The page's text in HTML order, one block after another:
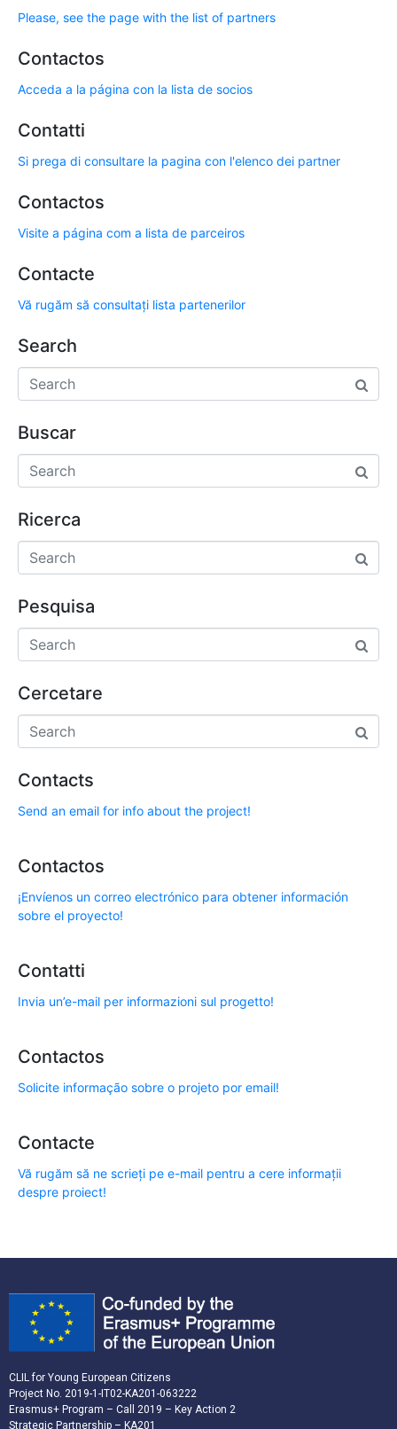
Please, see the page with the list of partners
Contactos
Acceda a la página con la lista de socios
Contatti
Si prega di consultare la pagina con l'elenco dei partner
Contactos
Visite a página com a lista de parceiros
Contacte
Vă rugăm să consultați lista partenerilor
Search
Buscar
Ricerca
Pesquisa
Cercetare
Contacts
Send an email for info about the project!
Contactos
¡Envíenos un correo electrónico para obtener información
sobre el proyecto!
Contatti
Invia un’e-mail per informazioni sul progetto!
Contactos
Solicite informação sobre o projeto por email!
Contacte
Vă rugăm să ne scrieți pe e-mail pentru a cere informații
despre proiect!
CLIL for Young European Citizens
Project No. 2019-1-IT02-KA201-063222
Erasmus+ Program – Call 2019 – Key Action 2
Strategic Partnership – KA201